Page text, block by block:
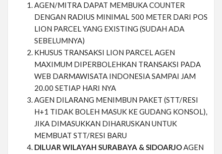
AGEN/MITRA DAPAT MEMBUKA COUNTER
DENGAN RADIUS MINIMAL 500 METER DARI POS
LION PARCEL YANG EXISTING (SUDAH ADA
SEBELUMNYA)
KHUSUS TRANSAKSI LION PARCEL AGEN
MAXIMUM DIPERBOLEHKAN TRANSAKSI PADA
WEB DARMAWISATA INDONESIA SAMPAI JAM
20.00 SETIAP HARI NYA
AGEN DILARANG MENIMBUN PAKET (STT/RESI
H+1 TIDAK BOLEH MASUK KE GUDANG KONSOL),
JIKA DIMASUKKAN DIHARUSKAN UNTUK
MEMBUAT STT/RESI BARU
DILUAR WILAYAH SURABAYA & SIDOARJOAGEN